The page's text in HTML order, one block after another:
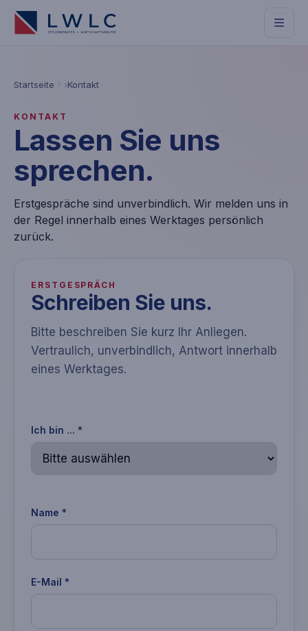
Startseite Kontakt
KONTAKT
Lassen Sie uns
sprechen.
Erstgespräche sind unverbindlich. Wir melden uns in
der Regel innerhalb eines Werktages persönlich
zurück.
ERSTGESPRÄCH
Schreiben Sie uns.
Bitte beschreiben Sie kurz Ihr Anliegen.
Vertraulich, unverbindlich, Antwort innerhalb
eines Werktages.
Ich bin ... *
Name *
E-Mail *